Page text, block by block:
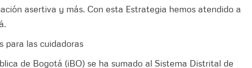
asertiva y más. Con esta Estrategia hemos atendido a
para las cuidadoras
de Bogotá (iBO) se ha sumado al Sistema Distrital de